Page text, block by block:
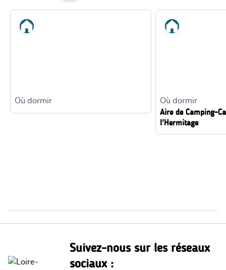
Où dormir Où dormir
Aire de Camping-
l'Hermitage
Suivez-nous sur les réseaux
sociaux :